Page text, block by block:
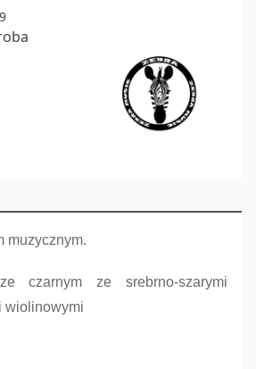
muzycznym.
czarnym ze srebrno-szarymi
wiolinowymi